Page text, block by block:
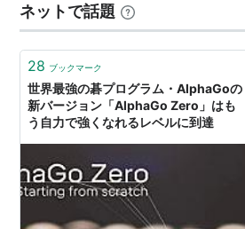
14,000ptもらえます🎁…
ネットで話題
28 ブックマーク
世界最強の碁プログラム・AlphaGoの
新バージョン「AlphaGo Zero」はも
う自力で強くなれるレベルに到達